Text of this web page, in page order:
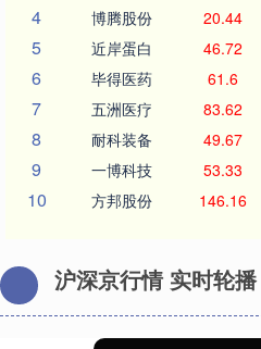
4 博腾股份 20.44
5 近岸蛋白 46.72
6 毕得医药 61.6
7 五洲医疗 83.62
8 耐科装备 49.67
9 一博科技 53.33
10 方邦股份 146.16
沪深京行情 实时轮播